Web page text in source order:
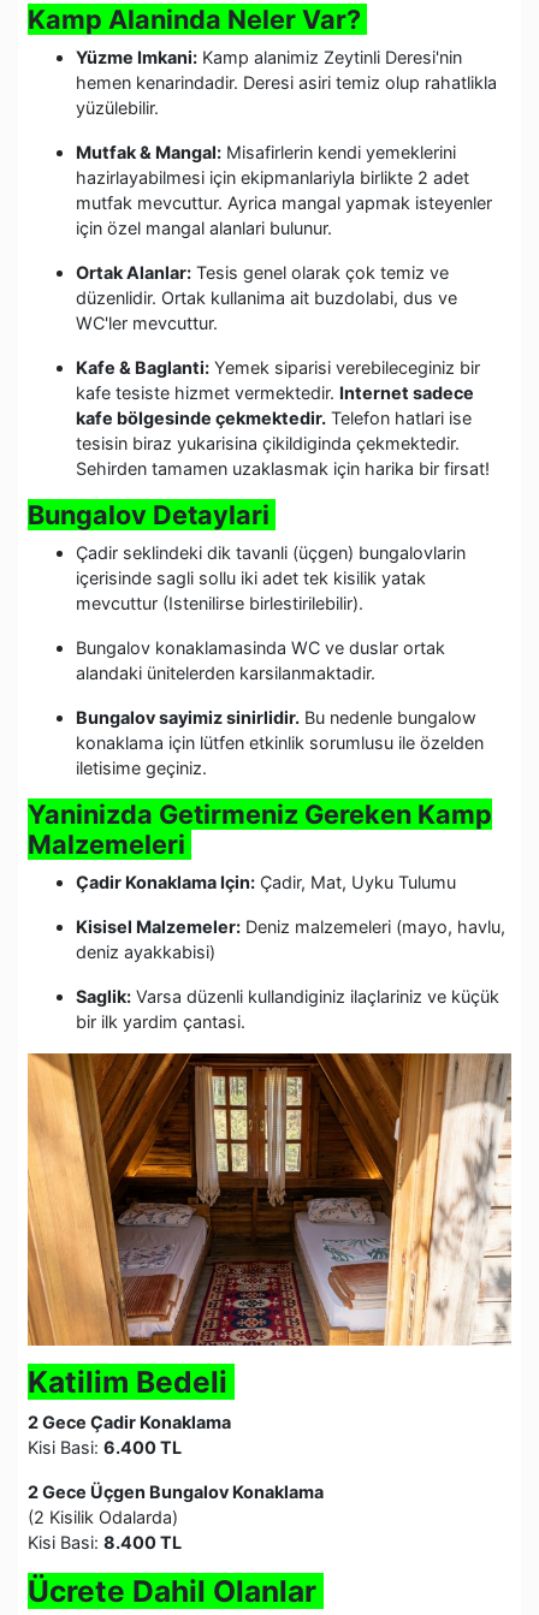
Kamp Alaninda Neler Var?
Yüzme Imkani: Kamp alanimiz Zeytinli Deresi'nin
hemen kenarindadir. Deresi asiri temiz olup rahatlikla
yüzülebilir.
Mutfak & Mangal: Misafirlerin kendi yemeklerini
hazirlayabilmesi için ekipmanlariyla birlikte 2 adet
mutfak mevcuttur. Ayrica mangal yapmak isteyenler
için özel mangal alanlari bulunur.
Ortak Alanlar: Tesis genel olarak çok temiz ve
düzenlidir. Ortak kullanima ait buzdolabi, dus ve
WC'ler mevcuttur.
Kafe & Baglanti: Yemek siparisi verebileceginiz bir
kafe tesiste hizmet vermektedir. Internet sadece
kafe bölgesinde çekmektedir. Telefon hatlari ise
tesisin biraz yukarisina çikildiginda çekmektedir.
Sehirden tamamen uzaklasmak için harika bir firsat!
Bungalov Detaylari
Çadir seklindeki dik tavanli (üçgen) bungalovlarin
içerisinde sagli sollu iki adet tek kisilik yatak
mevcuttur (Istenilirse birlestirilebilir).
Bungalov konaklamasinda WC ve duslar ortak
alandaki ünitelerden karsilanmaktadir.
Bungalov sayimiz sinirlidir. Bu nedenle bungalow
konaklama için lütfen etkinlik sorumlusu ile özelden
iletisime geçiniz.
Yaninizda Getirmeniz Gereken Kamp
Malzemeleri
Çadir Konaklama Için: Çadir, Mat, Uyku Tulumu
Kisisel Malzemeler: Deniz malzemeleri (mayo, havlu,
deniz ayakkabisi)
Saglik: Varsa düzenli kullandiginiz ilaçlariniz ve küçük
bir ilk yardim çantasi.
Katilim Bedeli
2 Gece Çadir Konaklama
Kisi Basi: 6.400 TL
2 Gece Üçgen Bungalov Konaklama
(2 Kisilik Odalarda)
Kisi Basi: 8.400 TL
Ücrete Dahil Olanlar